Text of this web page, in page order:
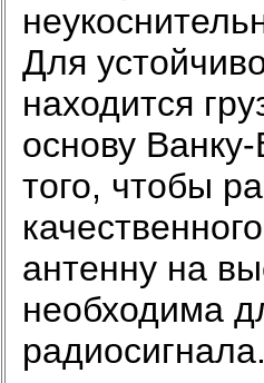
Для
находится
основу
того, чтобы
антенну на
необходима